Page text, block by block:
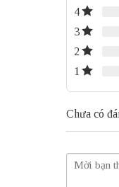
4
3
2
1
Chưa có